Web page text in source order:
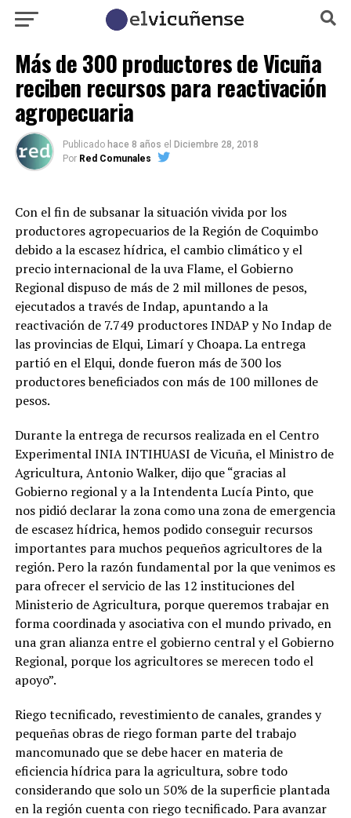
Más de 300 productores de Vicuña
reciben recursos para reactivación
agropecuaria
Publicado hace 8 años el Diciembre 28, 2018
Por Red Comunales
Con el fin de subsanar la situación vivida por los
productores agropecuarios de la Región de Coquimbo
debido a la escasez hídrica, el cambio climático y el
precio internacional de la uva Flame, el Gobierno
Regional dispuso de más de 2 mil millones de pesos,
ejecutados a través de Indap, apuntando a la
reactivación de 7.749 productores INDAP y No Indap de
las provincias de Elqui, Limarí y Choapa. La entrega
partió en el Elqui, donde fueron más de 300 los
productores beneficiados con más de 100 millones de
pesos.
Durante la entrega de recursos realizada en el Centro
Experimental INIA INTIHUASI de Vicuña, el Ministro de
Agricultura, Antonio Walker, dijo que “gracias al
Gobierno regional y a la Intendenta Lucía Pinto, que
nos pidió declarar la zona como una zona de emergencia
de escasez hídrica, hemos podido conseguir recursos
importantes para muchos pequeños agricultores de la
región. Pero la razón fundamental por la que venimos es
para ofrecer el servicio de las 12 instituciones del
Ministerio de Agricultura, porque queremos trabajar en
forma coordinada y asociativa con el mundo privado, en
una gran alianza entre el gobierno central y el Gobierno
Regional, porque los agricultores se merecen todo el
apoyo”.
Riego tecnificado, revestimiento de canales, grandes y
pequeñas obras de riego forman parte del trabajo
mancomunado que se debe hacer en materia de
eficiencia hídrica para la agricultura, sobre todo
considerando que solo un 50% de la superficie plantada
en la región cuenta con riego tecnificado. Para avanzar